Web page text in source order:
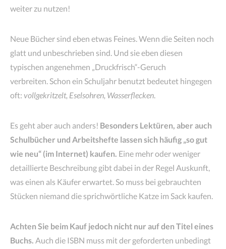
weiter zu nutzen!
Neue Bücher sind eben etwas Feines. Wenn die Seiten noch
glatt und unbeschrieben sind. Und sie eben diesen
typischen angenehmen „Druckfrisch“-Geruch
verbreiten. Schon ein Schuljahr benutzt bedeutet hingegen
oft: vollgekritzelt, Eselsohren, Wasserflecken.
Es geht aber auch anders! Besonders Lektüren, aber auch
Schulbücher und Arbeitshefte lassen sich häufig „so gut
wie neu“ (im Internet) kaufen. Eine mehr oder weniger
detaillierte Beschreibung gibt dabei in der Regel Auskunft,
was einen als Käufer erwartet. So muss bei gebrauchten
Stücken niemand die sprichwörtliche Katze im Sack kaufen.
Achten Sie beim Kauf jedoch nicht nur auf den Titel eines
Buchs. Auch die ISBN muss mit der geforderten unbedingt